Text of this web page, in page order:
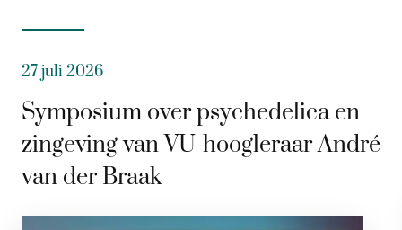
27 juli 2026
Symposium over psychedelica en
zingeving van VU-hoogleraar André
van der Braak